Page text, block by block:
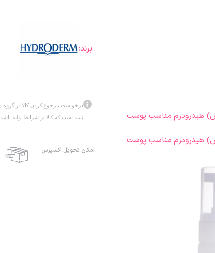
برند:
درخواست مرجوع کردن کالا در گروه
تایید است که کالا در شرایط اولیه
امکان تحویل اکسپرس